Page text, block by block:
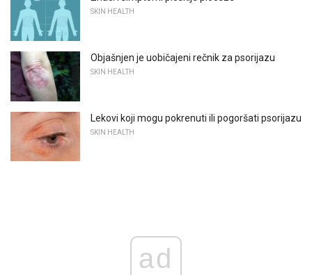
SKIN HEALTH
Objašnjen je uobičajeni rečnik za psorijazu
SKIN HEALTH
Lekovi koji mogu pokrenuti ili pogoršati psorijazu
SKIN HEALTH
ad